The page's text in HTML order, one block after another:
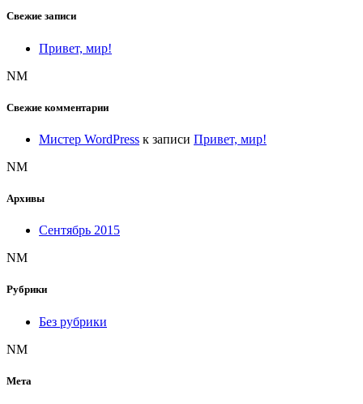
Свежие записи
Привет, мир!
NM
Свежие комментарии
Мистер WordPress к записи Привет, мир!
NM
Архивы
Сентябрь 2015
NM
Рубрики
Без рубрики
NM
Мета